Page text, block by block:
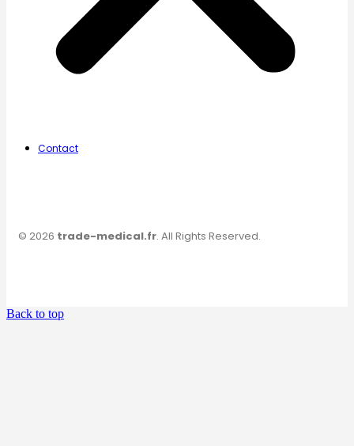
Contact
© 2026 trade-medical.fr. All Rights Reserved.
Back to top